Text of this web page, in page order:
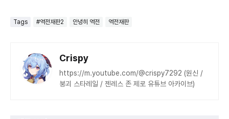
Tags #역전재판2 안녕히 역전 역전재판
Crispy
https://m.youtube.com/@crispy7292 (원신 /
붕괴 스타레일 / 젠레스 존 제로 유튜브 아카이브)